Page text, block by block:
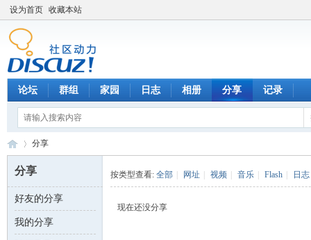
设为首页 收藏本站
论坛 群组 家园 日志 相册 分享 记录
数 ›
分享
分享
好友的分享
我的分享
按类型查看: 全部 网址 视频 音乐 Flash 日志
现在还没分享